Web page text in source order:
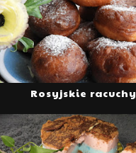
Rosyjskie racuchy